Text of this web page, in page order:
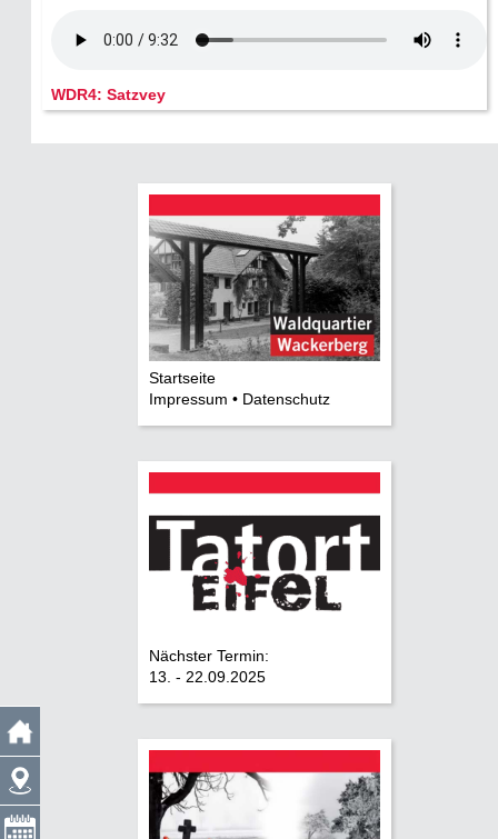
WDR4: Satzvey
Startseite
Impressum • Datenschutz
Nächster Termin:
13. - 22.09.2025